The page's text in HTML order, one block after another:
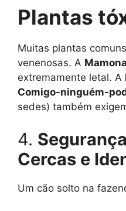
Plantas
Muitas plantas
venenosas. A Mamona
extremamente letal. A
Comigo-ninguém-
sedes) também
4.
Cercas e
Um cão solto na